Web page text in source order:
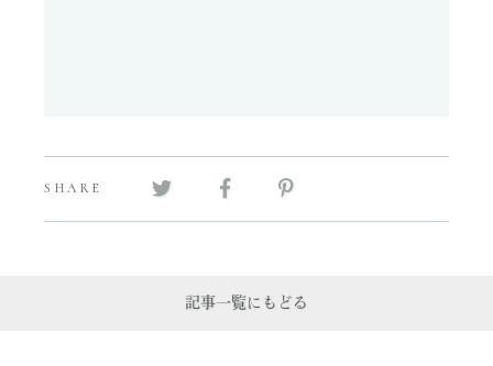
SHARE
記事一覧にもどる